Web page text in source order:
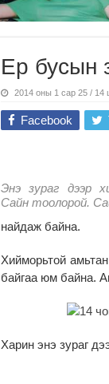
Ер бусын
2014 оны 1 сар 25 / 14
Facebook
Энэ зураг дээр
Сайн тоолорой.
найдаж байна.
Хийморьтой
байгаа юм байна.
Харин энэ зураг